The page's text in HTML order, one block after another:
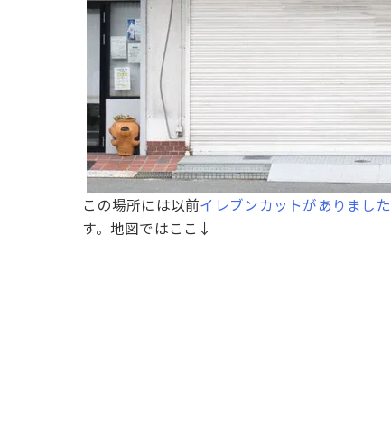
この場所には以前イレブンカットがありました
す。地図ではここ↓